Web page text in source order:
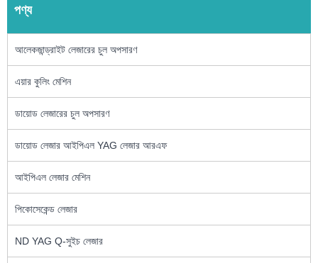
পণ্য
আলেকজান্ড্রাইট লেজারের চুল অপসারণ
এয়ার কুলিং মেশিন
ডায়োড লেজারের চুল অপসারণ
ডায়োড লেজার আইপিএল YAG লেজার আরএফ
আইপিএল লেজার মেশিন
পিকোসেকেন্ড লেজার
ND YAG Q-সুইচ লেজার